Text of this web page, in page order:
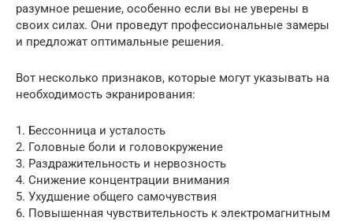
разумное решение, особенно если вы не уверены в
своих силах. Они проведут профессиональные замеры
и предложат оптимальные решения.
Вот несколько признаков, которые могут указывать на
необходимость экранирования:
1. Бессонница и усталость
2. Головные боли и головокружение
3. Раздражительность и нервозность
4. Снижение концентрации внимания
5. Ухудшение общего самочувствия
6. Повышенная чувствительность к электромагнитным